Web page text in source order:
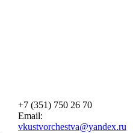
+7 (351) 750 26 70
Email:
vkustvorchestva@yandex.ru